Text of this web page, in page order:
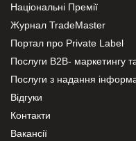
Національні Премії
Журнал TradeMaster
Портал про Private Label
Послуги В2В- маркетингу
Послуги з надання
Відгуки
Контакти
Вакансії